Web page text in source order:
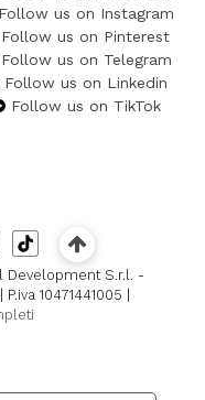
Follow us on Instagram
Follow us on Pinterest
Follow us on Telegram
Follow us on Linkedin
Follow us on TikTok
Development S.r.l. -
10471441005 |